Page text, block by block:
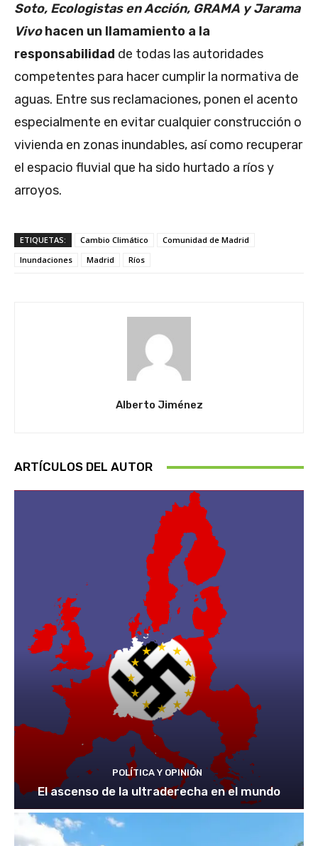
Soto, Ecologistas en Acción, GRAMA y Jarama
Vivo hacen un llamamiento a la
responsabilidad de todas las autoridades
competentes para hacer cumplir la normativa de
aguas. Entre sus reclamaciones, ponen el acento
especialmente en evitar cualquier construcción o
vivienda en zonas inundables, así como recuperar
el espacio fluvial que ha sido hurtado a ríos y
arroyos.
ETIQUETAS: Cambio Climático
Comunidad de Madrid
Inundaciones
Madrid Ríos
Alberto Jiménez
ARTÍCULOS DEL AUTOR
POLÍTICA Y OPINIÓN
El ascenso de la ultraderecha en el mundo